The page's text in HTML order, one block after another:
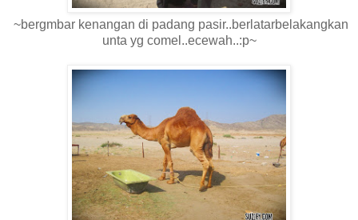
~bergmbar kenangan di padang pasir..berlatarbelakangkan
unta yg comel..ecewah..:p~